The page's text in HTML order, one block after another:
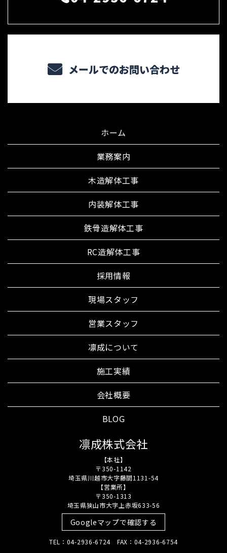
メールでのお問い合わせ
ホーム
業務案内
木造解体工事
内装解体工事
鉄骨造解体工事
RC造解体工事
採用情報
現場スタッフ
営業スタッフ
凛成について
施工実績
会社概要
BLOG
凛成株式会社
【本社】
〒350-1142
埼玉県川越市大字藤間1131-54
【営業所】
〒350-1313
埼玉県狭山市大字上赤坂633-56
Googleマップで確認する
TEL：04-2936-6724 FAX：04-2936-6754